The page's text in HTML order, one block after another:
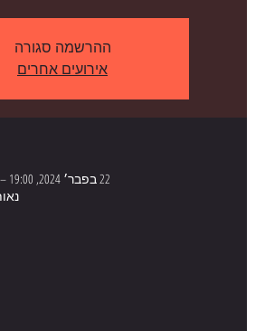
ההרשמה סגורה
אירועים אחרים
22 בפבר׳ 2024, 19:00 – 24 בפבר׳ 2024, 17:00